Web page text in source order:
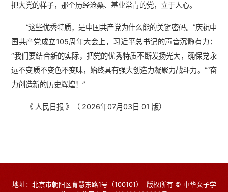
把大党的样子，那个历经沧桑、基业常青的党，立于人心。
“这些优秀特质，是中国共产党为什么能的关键密码。”庆祝中
国共产党成立105周年大会上，习近平总书记的声音沉静有力：
“我们要结合新的实际，把党的优秀特质不断发扬光大，确保党永
远不变质不变色不变味，始终具有强大创造力凝聚力战斗力。”“奋
力创造新的历史辉煌！”
《 人民日报 》（ 2026年07月03日 01 版）
地址：北京市朝阳区育慧东路1号（100101）
版权所有 © 中华女子学